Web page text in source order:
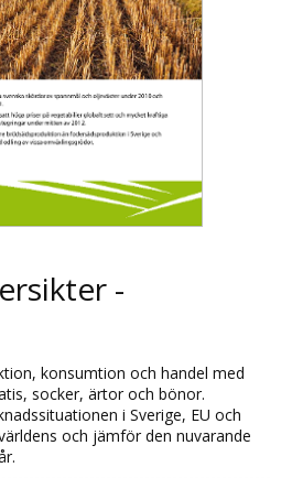
-
konsumtion och handel med
, socker, ärtor och bönor.
i Sverige, EU och
och jämför den nuvarande
.